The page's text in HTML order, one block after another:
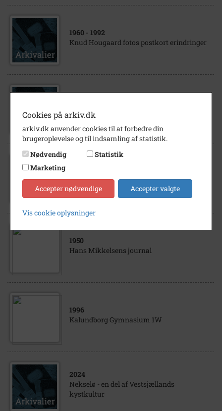
1960 - 1992
Knud Hougaard fotos postkort erindringer
Positivspiller Wermouth rejsepas
Vestsjællands Rejsebureau, Kordilgade 51.
1950
Hans Mikkelsens journal
1996
Kalundborg Gymnasium 1W
2024
Nekselø - en del af Vestsjællands
kystkultur
Cookies på arkiv.dk
arkiv.dk anvender cookies til at forbedre din
brugeroplevelse og til indsamling af statistik.
Nødvendig
Statistik
Marketing
Accepter nødvendige Accepter valgte
Vis cookie oplysninger